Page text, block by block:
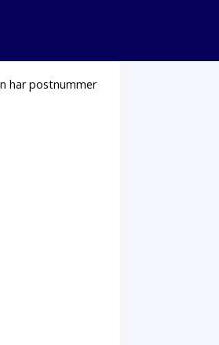
har postnummer